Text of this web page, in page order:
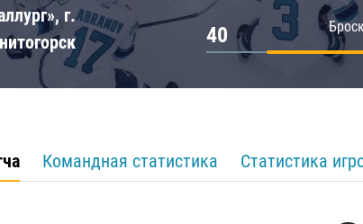
г.
40
Командная статистика Статистика